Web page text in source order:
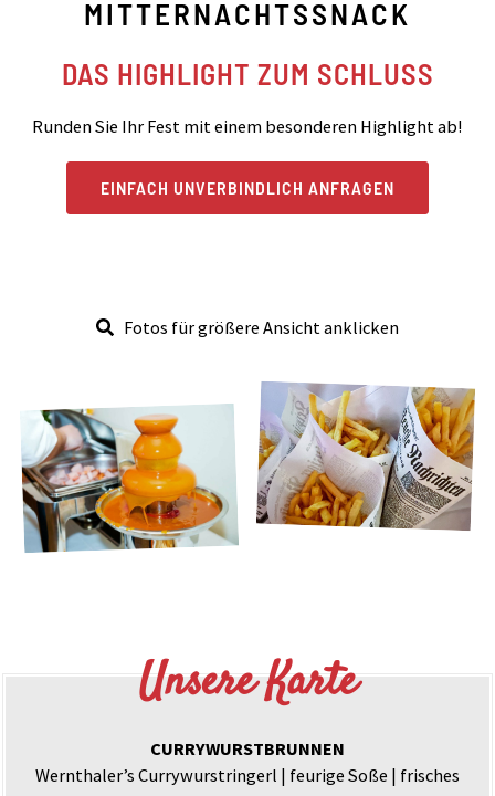
MITTERNACHTSSNACK
DAS HIGHLIGHT ZUM SCHLUSS
Runden Sie Ihr Fest mit einem besonderen Highlight ab!
EINFACH UNVERBINDLICH ANFRAGEN
Fotos für größere Ansicht anklicken
Unsere Karte
CURRYWURSTBRUNNEN
Wernthaler’s Currywurstringerl | feurige Soße | frisches